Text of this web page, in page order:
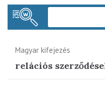
Magyar kifejezés
relációs